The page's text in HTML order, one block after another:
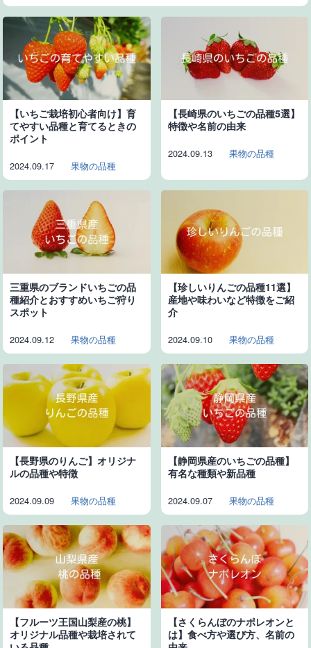
【いちご栽培初心者向け】育
てやすい品種と育てるときの
ポイント
2024.09.17 果物の品種
【長崎県のいちごの品種5選】
特徴や名前の由来
2024.09.13 果物の品種
三重県のブランドいちごの品
種紹介とおすすめいちご狩り
スポット
2024.09.12 果物の品種
【珍しいりんごの品種11選】
産地や味わいなど特徴をご紹
介
2024.09.10 果物の品種
【長野県のりんご】オリジナ
ルの品種や特徴
2024.09.09 果物の品種
【静岡県産のいちごの品種】
有名な種類や新品種
2024.09.07 果物の品種
【フルーツ王国山梨産の桃】
オリジナル品種や栽培されて
【さくらんぼのナポレオンと
は】食べ方や選び方、名前の